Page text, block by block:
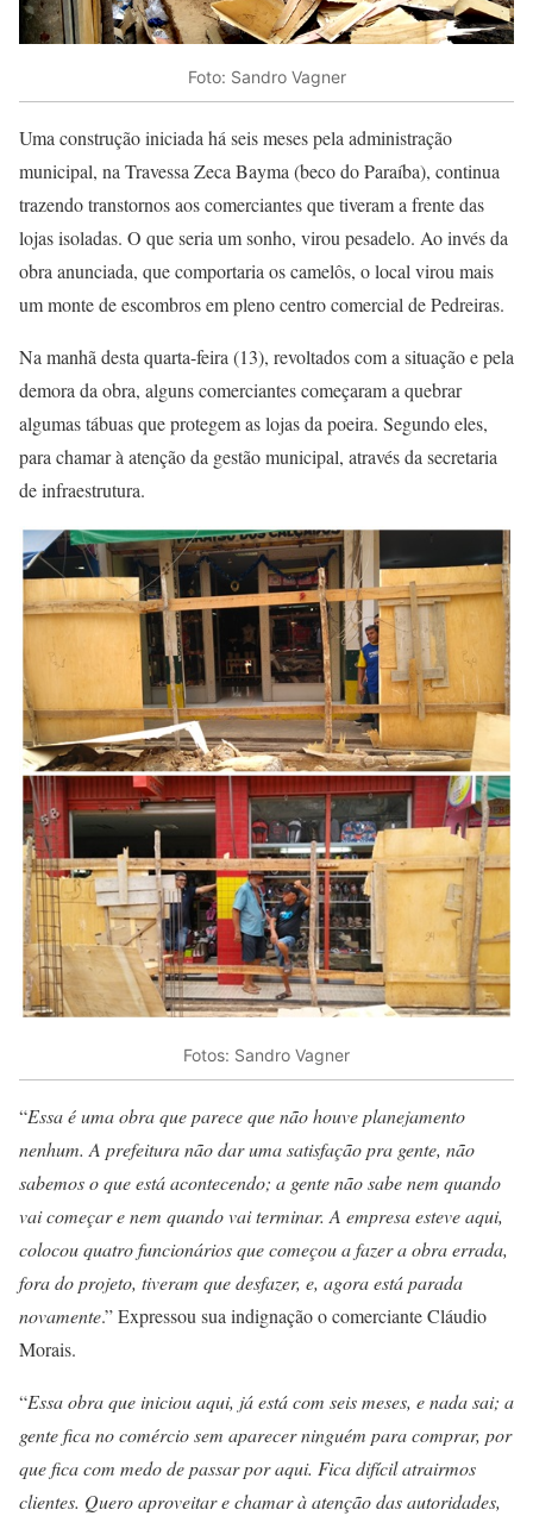
Foto: Sandro Vagner
Uma construção iniciada há seis meses pela administração
municipal, na Travessa Zeca Bayma (beco do Paraíba), continua
trazendo transtornos aos comerciantes que tiveram a frente das
lojas isoladas. O que seria um sonho, virou pesadelo. Ao invés da
obra anunciada, que comportaria os camelôs, o local virou mais
um monte de escombros em pleno centro comercial de Pedreiras.
Na manhã desta quarta-feira (13), revoltados com a situação e pela
demora da obra, alguns comerciantes começaram a quebrar
algumas tábuas que protegem as lojas da poeira. Segundo eles,
para chamar à atenção da gestão municipal, através da secretaria
de infraestrutura.
Fotos: Sandro Vagner
“Essa é uma obra que parece que não houve planejamento
nenhum. A prefeitura não dar uma satisfação pra gente, não
sabemos o que está acontecendo; a gente não sabe nem quando
vai começar e nem quando vai terminar. A empresa esteve aqui,
colocou quatro funcionários que começou a fazer a obra errada,
fora do projeto, tiveram que desfazer, e, agora está parada
novamente.” Expressou sua indignação o comerciante Cláudio
Morais.
“Essa obra que iniciou aqui, já está com seis meses, e nada sai; a
gente fica no comércio sem aparecer ninguém para comprar, por
que fica com medo de passar por aqui. Fica difícil atrairmos
clientes. Quero aproveitar e chamar à atenção das autoridades,